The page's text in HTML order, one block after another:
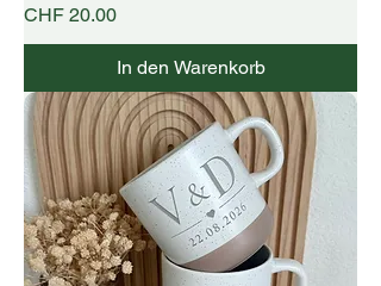
Preis
CHF 20.00
In den Warenkorb